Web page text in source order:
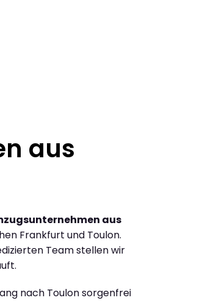
aus
aus
Frankfurt und Toulon.
Team stellen wir
nach Toulon sorgenfrei